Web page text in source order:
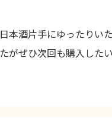
本酒片手にゆったりい
がぜひ次回も購入したい